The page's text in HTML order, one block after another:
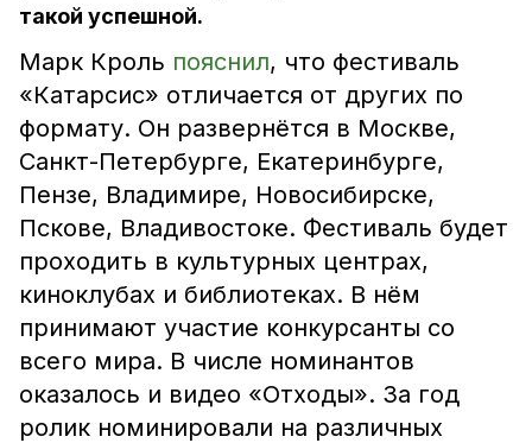
такой успешной.
Марк Кроль пояснил, что фестиваль
«Катарсис» отличается от других по
формату. Он развернётся в Москве,
Санкт-Петербурге, Екатеринбурге,
Пензе, Владимире, Новосибирске,
Пскове, Владивостоке. Фестиваль будет
проходить в культурных центрах,
киноклубах и библиотеках. В нём
принимают участие конкурсанты со
всего мира. В числе номинантов
оказалось и видео «Отходы». За год
ролик номинировали на различных